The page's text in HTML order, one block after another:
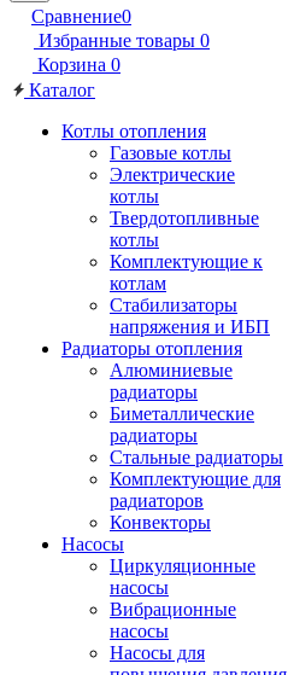
Сравнение0
Избранные товары 0
Корзина 0
Каталог
Котлы отопления
Газовые котлы
Электрические
котлы
Твердотопливные
котлы
Комплектующие к
котлам
Стабилизаторы
напряжения и ИБП
Радиаторы отопления
Алюминиевые
радиаторы
Биметаллические
радиаторы
Стальные радиаторы
Комплектующие для
радиаторов
Конвекторы
Насосы
Циркуляционные
насосы
Вибрационные
насосы
Насосы для